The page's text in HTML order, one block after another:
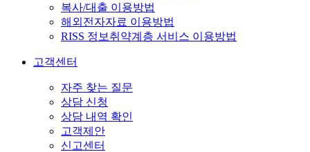
복사/대출 이용방법
해외전자자료 이용방법
RISS 정보취약계층 서비스 이용방법
고객센터
자주 찾는 질문
상담 신청
상담 내역 확인
고객제안
신고센터